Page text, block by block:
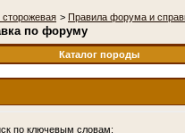
> Правила форума и
по форуму
Каталог породы
по ключевым словам: